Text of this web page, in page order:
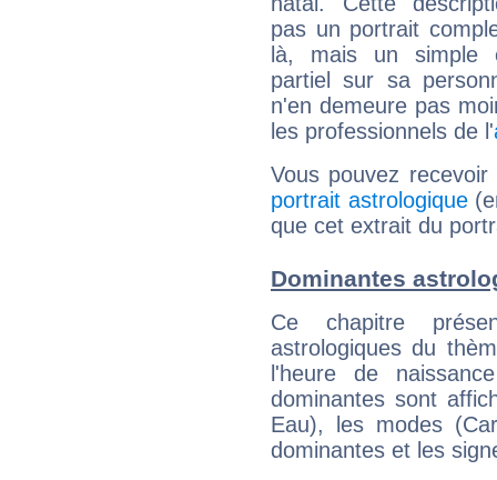
pas un portrait
là, mais un simple
partiel sur sa
n'en demeure pas
les professionnels de l'
Vous pouvez
portrait astrologique
que cet extrait du
Dominantes
Ce chapitre
astrologiques du
l'heure de
dominantes sont
Eau), les modes
dominantes et les